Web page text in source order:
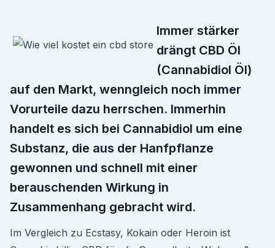
Immer stärker
drängt CBD Öl
(Cannabidiol Öl)
auf den Markt, wenngleich noch immer
Vorurteile dazu herrschen. Immerhin
handelt es sich bei Cannabidiol um eine
Substanz, die aus der Hanfpflanze
gewonnen und schnell mit einer
berauschenden Wirkung in
Zusammenhang gebracht wird.
Im Vergleich zu Ecstasy, Kokain oder Heroin ist